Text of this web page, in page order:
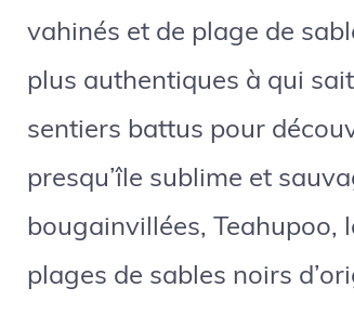
vahinés et de plage de
plus authentiques à qui
sentiers battus pour
presqu’île sublime et
bougainvillées, Teahupoo,
plages de sables noirs